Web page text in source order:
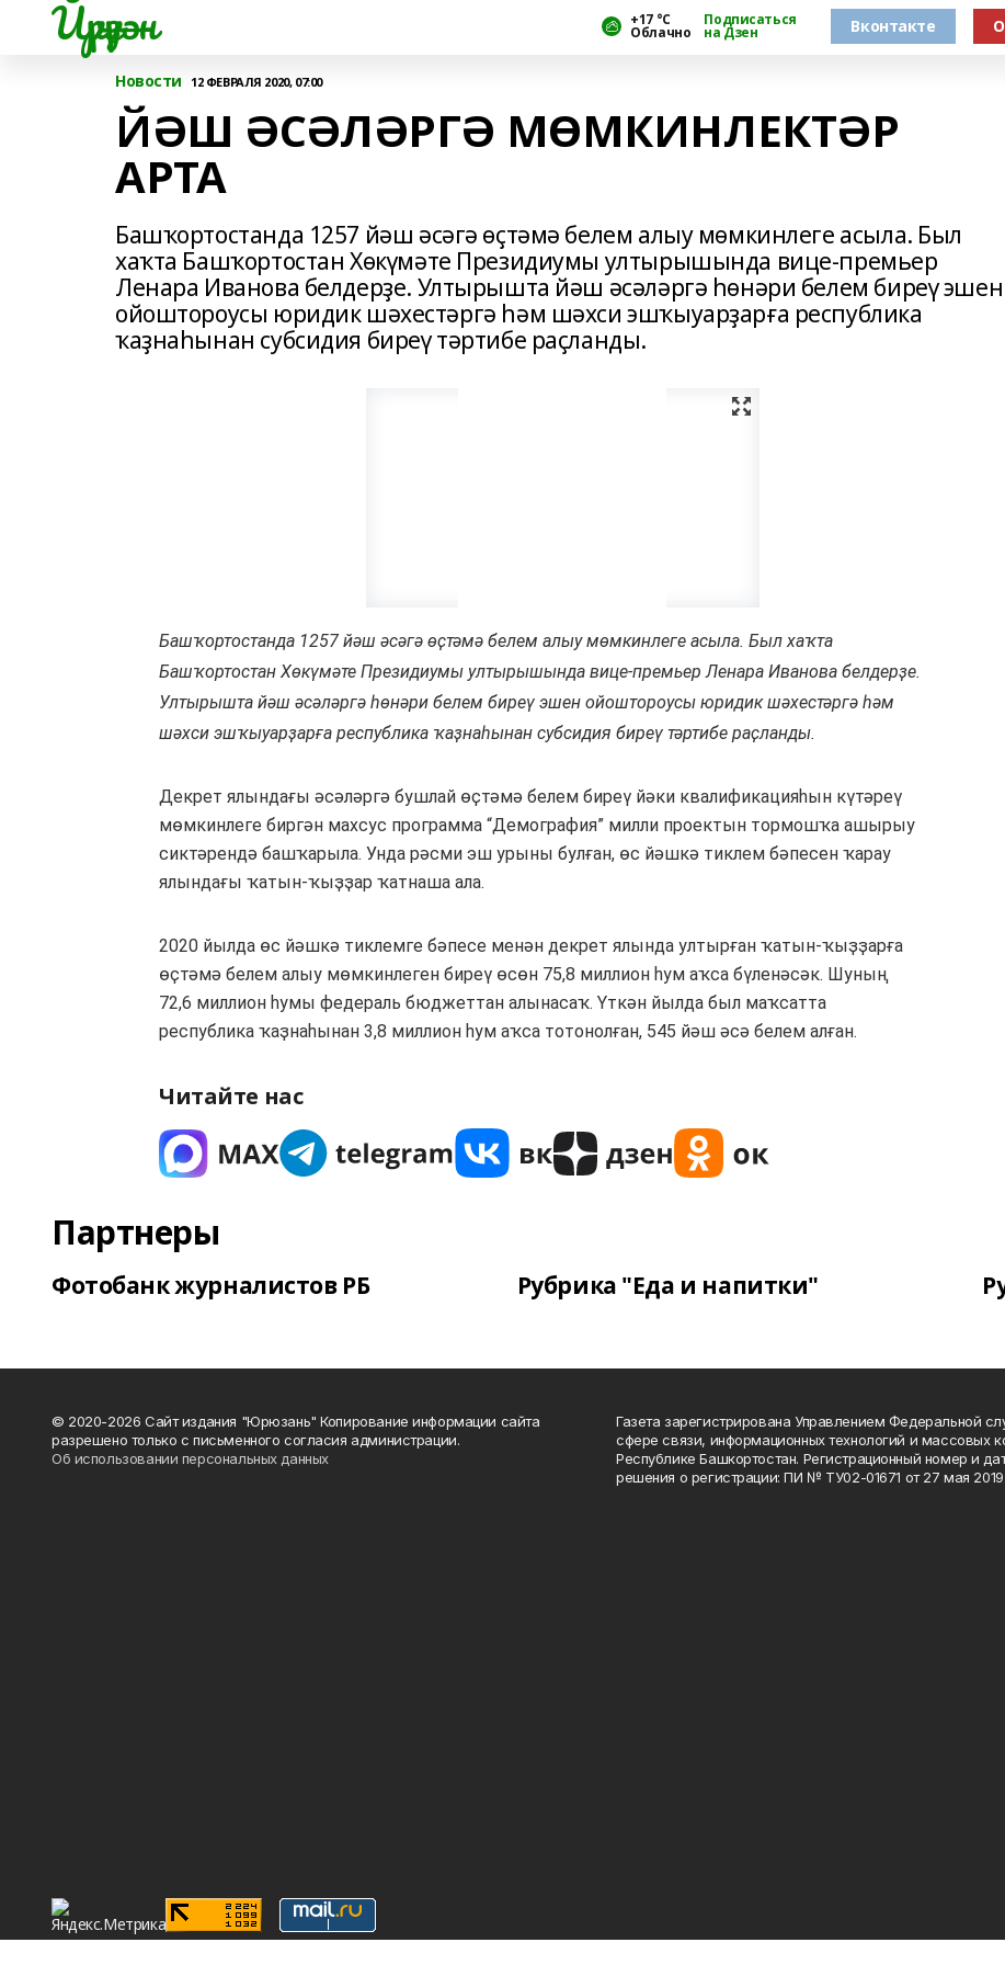
Йүрүҙән +17 °С
Облачно
Подписаться
на Дзен Вконтакте
Новости 12 ФЕВРАЛЯ 2020, 07:00
ЙӘШ ӘСӘЛӘРГӘ МӨМКИНЛЕКТӘР
АРТА
Башҡортостанда 1257 йәш әсәгә өҫтәмә белем алыу мөмкинлеге асыла. Был
хаҡта Башҡортостан Хөкүмәте Президиумы ултырышында вице-премьер
Ленара Иванова белдерҙе. Ултырышта йәш әсәләргә һөнәри белем биреү эшен
ойоштороусы юридик шәхестәргә һәм шәхси эшҡыуарҙарға республика
ҡаҙнаһынан субсидия биреү тәртибе раҫланды.
Башҡортостанда 1257 йәш әсәгә өҫтәмә белем алыу мөмкинлеге асыла. Был хаҡта
Башҡортостан Хөкүмәте Президиумы ултырышында вице-премьер Ленара Иванова белдерҙе.
Ултырышта йәш әсәләргә һөнәри белем биреү эшен ойоштороусы юридик шәхестәргә һәм
шәхси эшҡыуарҙарға республика ҡаҙнаһынан субсидия биреү тәртибе раҫланды.
Декрет ялындағы әсәләргә бушлай өҫтәмә белем биреү йәки квалификацияһын күтәреү
мөмкинлеге биргән махсус программа “Демография” милли проектын тормошҡа ашырыу
сиктәрендә башҡарыла. Унда рәсми эш урыны булған, өс йәшкә тиклем бәпесен ҡарау
ялындағы ҡатын-ҡыҙҙар ҡатнаша ала.
2020 йылда өс йәшкә тиклемге бәпесе менән декрет ялында ултырған ҡатын-ҡыҙҙарға
өҫтәмә белем алыу мөмкинлеген биреү өсөн 75,8 миллион һум аҡса бүленәсәк. Шуның
72,6 миллион һумы федераль бюджеттан алынасаҡ. Үткән йылда был маҡсатта
республика ҡаҙнаһынан 3,8 миллион һум аҡса тотонолған, 545 йәш әсә белем алған.
Читайте нас
Партнеры
Фотобанк журналистов РБ Рубрика "Еда и напитки"
© 2020-2026 Сайт издания "Юрюзань" Копирование информации сайта
разрешено только с письменного согласия администрации.
Об использовании персональных данных
Газета зарегистрирована Управлением Федеральной
сфере связи, информационных технологий и массовых
Республике Башкортостан. Регистрационный номер и
решения о регистрации: ПИ № ТУ02-01671 от 27 мая 2019